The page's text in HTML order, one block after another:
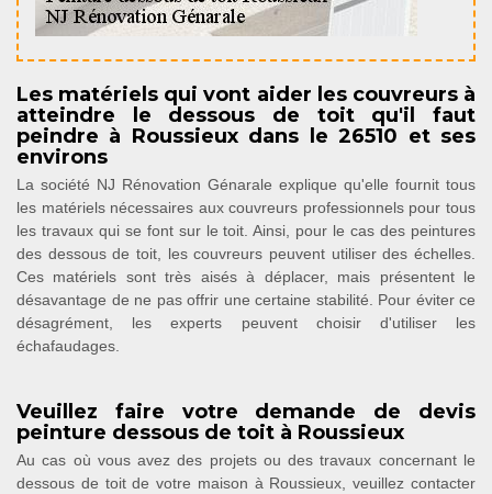
Les matériels qui vont aider les couvreurs à
atteindre le dessous de toit qu'il faut
peindre à Roussieux dans le 26510 et ses
environs
La société NJ Rénovation Génarale explique qu'elle fournit tous
les matériels nécessaires aux couvreurs professionnels pour tous
les travaux qui se font sur le toit. Ainsi, pour le cas des peintures
des dessous de toit, les couvreurs peuvent utiliser des échelles.
Ces matériels sont très aisés à déplacer, mais présentent le
désavantage de ne pas offrir une certaine stabilité. Pour éviter ce
désagrément, les experts peuvent choisir d'utiliser les
échafaudages.
Veuillez faire votre demande de devis
peinture dessous de toit à Roussieux
Au cas où vous avez des projets ou des travaux concernant le
dessous de toit de votre maison à Roussieux, veuillez contacter